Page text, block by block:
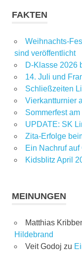
FAKTEN
Weihnachts-
sind veröffentlicht
D-Klasse 2026
14. Juli und
Schließzeiten
Vierkantturnier
Sommerfest am
UPDATE: SK
Zita-Erfolge
Ein Nachruf
Kidsblitz April
MEINUNGEN
Matthias
Hildebrand
Veit Godoj zu